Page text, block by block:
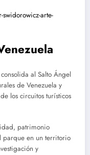
arte-
consolida al Salto Ángel
de Venezuela y
los circuitos turísticos
patrimonio
parque en un territorio
y